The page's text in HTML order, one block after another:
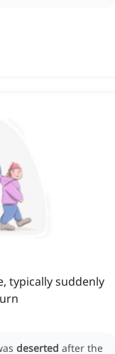
typically suddenly
deserted after the